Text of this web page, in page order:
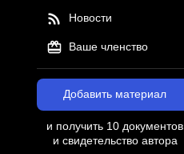
Новости
Ваше членство
Добавить материал
и получить 10 документов
и свидетельство автора